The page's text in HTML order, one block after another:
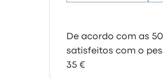
De acordo com as
satisfeitos com o
35 €